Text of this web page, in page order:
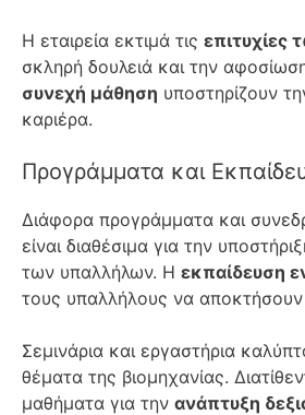
Η εταιρεία εκτιμά τις επιτυχίες
σκληρή δουλειά και την
συνεχή μάθηση υποστηρίζουν
καριέρα.
Προγράμματα και
Διάφορα προγράμματα και
είναι διαθέσιμα για την
των υπαλλήλων. Η εκπαίδευση
τους υπαλλήλους να αποκτήσουν
Σεμινάρια και εργαστήρια
θέματα της βιομηχανίας.
μαθήματα για την ανάπτυξη